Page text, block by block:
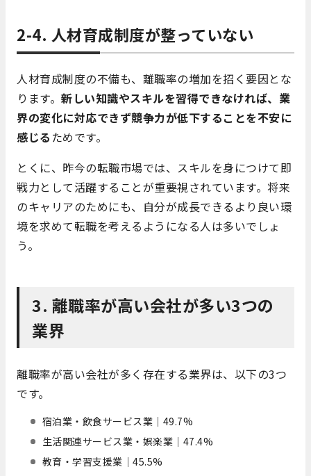
2-4. 人材育成制度が整っていない
人材育成制度の不備も、離職率の増加を招く要因とな
ります。 新しい知識やスキルを習得できなければ、業
界の変化に対応できず競争力が低下することを不安に
感じる ためです。
とくに、昨今の転職市場では、スキルを身につけて即
戦力として活躍することが重要視されています。将来
のキャリアのためにも、自分が成長できるより良い環
境を求めて転職を考えるようになる人は多いでしょ
う。
3. 離職率が高い会社が多い3つの
業界
離職率が高い会社が多く存在する業界は、以下の3つ
です。
宿泊業・飲食サービス業｜49.7%
生活関連サービス業・娯楽業｜47.4%
教育・学習支援業｜45.5%